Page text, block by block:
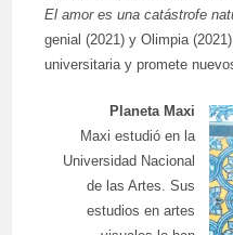
El amor es una catástrofe
genial (2021) y Olimpia
universitaria y promete
Planeta Maxi
Maxi estudió en la
Universidad Nacional
de las Artes. Sus
estudios en artes